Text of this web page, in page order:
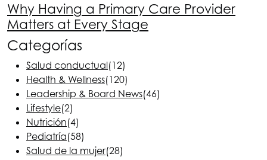
Why Having a Primary Care Provider
Matters at Every Stage
Categorías
Salud conductual(12)
Health & Wellness(120)
Leadership & Board News(46)
Lifestyle(2)
Nutrición(4)
Pediatría(58)
Salud de la mujer(28)